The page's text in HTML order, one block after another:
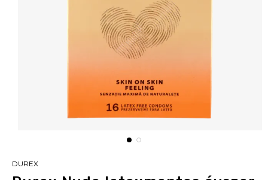
DUREX